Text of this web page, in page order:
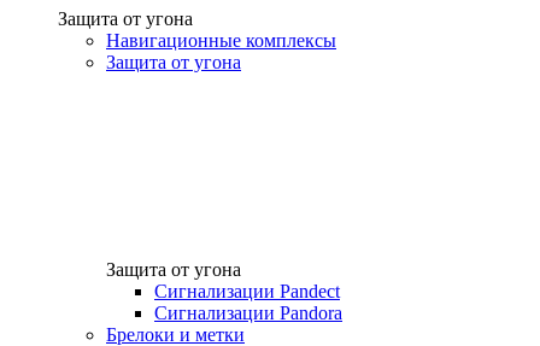
Защита от угона
Навигационные комплексы
Защита от угона
Защита от угона
Сигнализации Pandect
Сигнализации Pandora
Брелоки и метки